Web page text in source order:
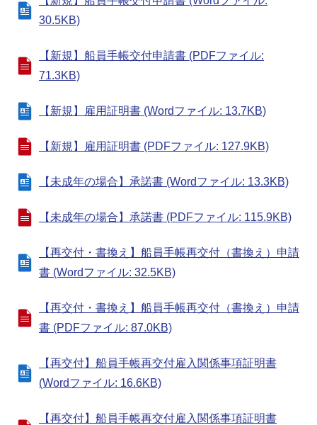
30.5KB)
【新規】船員手帳交付申請書 (PDFファイル:
71.3KB)
【新規】雇用証明書 (Wordファイル: 13.7KB)
【新規】雇用証明書 (PDFファイル: 127.9KB)
【未成年の場合】承諾書 (Wordファイル: 13.3KB)
【未成年の場合】承諾書 (PDFファイル: 115.9KB)
【再交付・書換え】船員手帳再交付（書換え）申請
書 (Wordファイル: 32.5KB)
【再交付・書換え】船員手帳再交付（書換え）申請
書 (PDFファイル: 87.0KB)
【再交付】船員手帳再交付雇入関係事項証明書
(Wordファイル: 16.6KB)
【再交付】船員手帳再交付雇入関係事項証明書